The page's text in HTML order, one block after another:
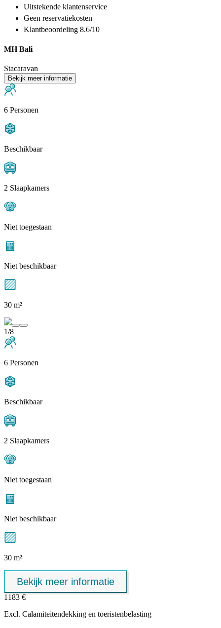
Uitstekende klantenservice
Geen reservatiekosten
Klantbeoordeling 8.6/10
MH Bali
Stacaravan
Bekijk meer informatie
6 Personen
Beschikbaar
2 Slaapkamers
Niet toegestaan
Niet beschikbaar
30 m²
1/8
6 Personen
Beschikbaar
2 Slaapkamers
Niet toegestaan
Niet beschikbaar
30 m²
Bekijk meer informatie
1183 €
Excl. Calamiteitendekking en toeristenbelasting